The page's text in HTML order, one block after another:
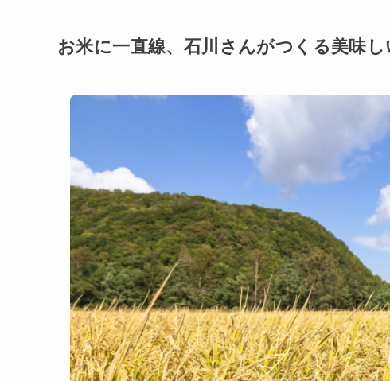
お米に一直線、石川さんがつくる美味